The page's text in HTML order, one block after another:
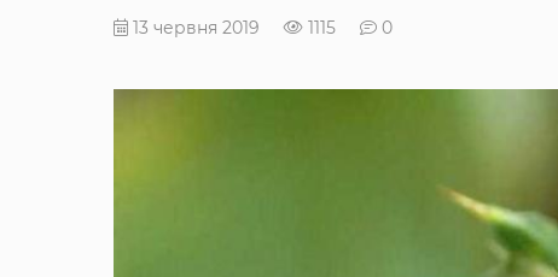
13 червня 2019 1115 0